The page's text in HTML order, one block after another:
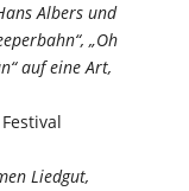
Albers und
„Oh
auf eine Art,
Liedgut,